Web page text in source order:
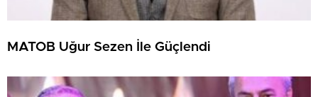
MATOB Uğur Sezen İle Güçlendi